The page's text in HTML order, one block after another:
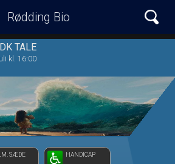
Rødding Bio
TALE
kl. 16:00
SÆDE HANDICAP
front05-temp 101806